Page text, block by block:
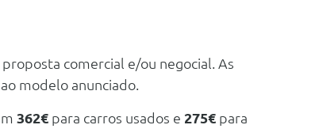
comercial e/ou negocial. As
modelo anunciado.
362€para carros usados e 275€para